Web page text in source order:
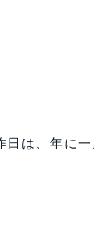
日は、年に